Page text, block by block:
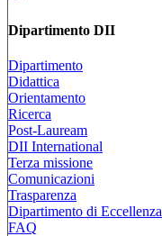
Dipartimento DII
Dipartimento
Didattica
Orientamento
Ricerca
Post-Lauream
DII International
Terza missione
Comunicazioni
Trasparenza
Dipartimento di Eccellenza
FAQ